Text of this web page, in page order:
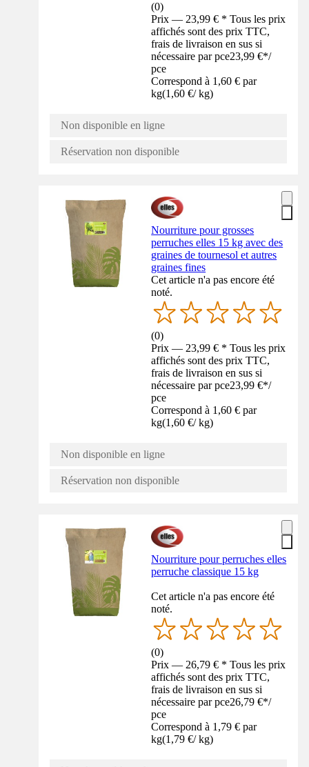
(0)
Prix — 23,99 € * Tous les prix
affichés sont des prix TTC,
frais de livraison en sus si
nécessaire par pce23,99 €*/
pce
Correspond à 1,60 € par
kg(1,60 €/ kg)
Non disponible en ligne
Réservation non disponible
Nourriture pour grosses
perruches elles 15 kg avec des
graines de tournesol et autres
graines fines
Cet article n'a pas encore été
noté.
(0)
Prix — 23,99 € * Tous les prix
affichés sont des prix TTC,
frais de livraison en sus si
nécessaire par pce23,99 €*/
pce
Correspond à 1,60 € par
kg(1,60 €/ kg)
Non disponible en ligne
Réservation non disponible
Nourriture pour perruches elles
perruche classique 15 kg
Cet article n'a pas encore été
noté.
(0)
Prix — 26,79 € * Tous les prix
affichés sont des prix TTC,
frais de livraison en sus si
nécessaire par pce26,79 €*/
pce
Correspond à 1,79 € par
kg(1,79 €/ kg)